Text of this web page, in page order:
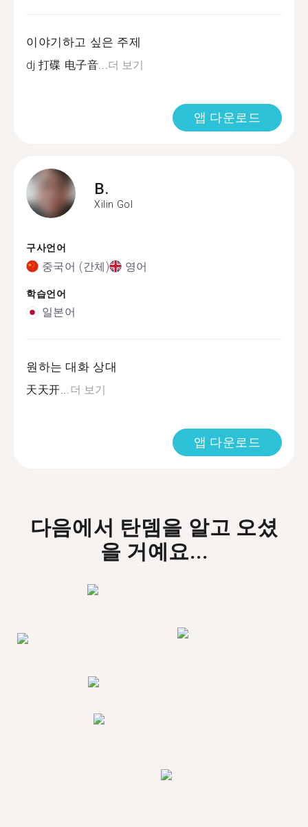
이야기하고 싶은 주제
dj 打碟 电子音...더 보기
앱 다운로드
B.
Xilin Gol
구사언어
중국어 (간체) 영어
학습언어
일본어
원하는 대화 상대
天天开...더 보기
앱 다운로드
다음에서 탄뎀을 알고 오셨
을 거예요...